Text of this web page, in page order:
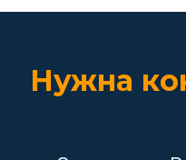
Нужна